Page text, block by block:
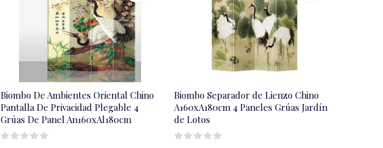
Biombo De Ambientes Oriental Chino
Pantalla De Privacidad Plegable 4
Grúas De Panel An160xAl180cm
Biombo Separador de Lienzo Chino
A160xA180cm 4 Paneles Grúas Jardí­n
de Lotos